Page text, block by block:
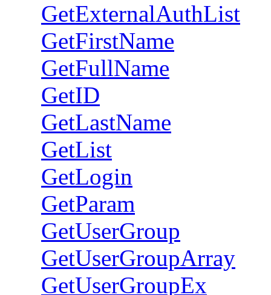
GetExternalAuthList
GetFirstName
GetFullName
GetID
GetLastName
GetList
GetLogin
GetParam
GetUserGroup
GetUserGroupArray
GetUserGroupEx